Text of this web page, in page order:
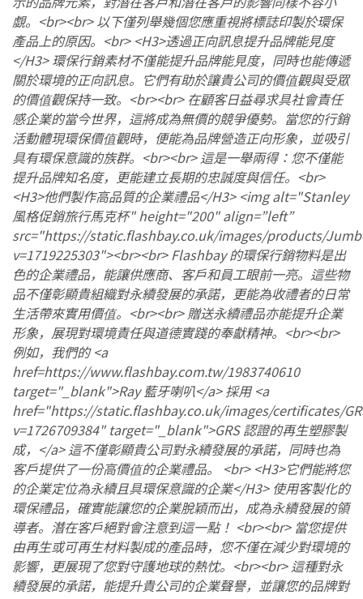
覷。<br><br> 以下僅列舉幾個您應重視將標誌印製於環保
產品上的原因。<br> <H3>透過正向訊息提升品牌能見度
</H3> 環保行銷素材不僅能提升品牌能見度，同時也能傳遞
關於環境的正向訊息。它們有助於讓貴公司的價值觀與受眾
的價值觀保持一致。<br><br> 在顧客日益尋求具社會責任
感企業的當今世界，這將成為無價的競爭優勢。當您的行銷
活動體現環保價值觀時，便能為品牌營造正向形象，並吸引
具有環保意識的族群。<br><br> 這是一舉兩得：您不僅能
提升品牌知名度，更能建立長期的忠誠度與信任。<br>
<H3>他們製作高品質的企業禮品</H3> <img alt="Stanley
風格促銷旅行馬克杯" height="200" align=”left”
src="https://static.flashbay.co.uk/images/products/
v=1719225303"><br><br> Flashbay 的環保行銷物料是出
色的企業禮品，能讓供應商、客戶和員工眼前一亮。這些物
品不僅彰顯貴組織對永續發展的承諾，更能為收禮者的日常
生活帶來實用價值。<br><br> 贈送永續禮品亦能提升企業
形象，展現對環境責任與道德實踐的奉獻精神。<br><br>
例如，我們的 <a
href=https://www.flashbay.com.tw/1983740610
target="_blank">Ray 藍牙喇叭</a> 採用 <a
href="https://static.flashbay.co.uk/images/certificates/
v=1726709384" target="_blank">GRS 認證的再生塑膠製
成，</a> 這不僅彰顯貴公司對永續發展的承諾，同時也為
客戶提供了一份高價值的企業禮品。 <br> <H3>它們能將您
的企業定位為永續且具環保意識的企業</H3> 使用客製化的
環保禮品，確實能讓您的企業脫穎而出，成為永續發展的領
導者。潛在客戶絕對會注意到這一點！ <br><br> 當您提供
由再生或可再生材料製成的產品時，您不僅在減少對環境的
影響，更展現了您對守護地球的熱忱。<br><br> 這種對永
續發展的承諾，能提升貴公司的企業聲譽，並讓您的品牌對